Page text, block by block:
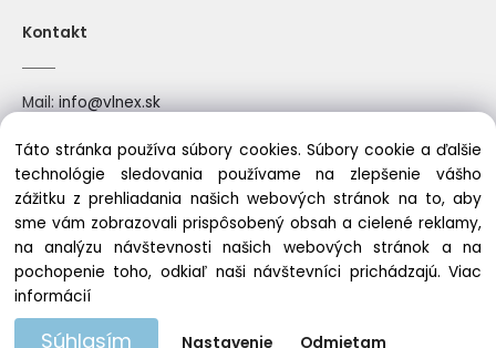
744 pastelová fialová
792 sýta fialová 780 baklažánová
Kontakt
Mail:info@vlnex.sk
Mobil: +421910522388
Copyright © 2023 vlnex.sk, All rights reserved
Táto stránka používa súbory cookies. Súbory cookie a ďalšie
technológie sledovania používame na zlepšenie vášho
zážitku z prehliadania našich webových stránok na to, aby
sme vám zobrazovali prispôsobený obsah a cielené reklamy,
na analýzu návštevnosti našich webových stránok a na
pochopenie toho, odkiaľ naši návštevníci prichádzajú.Viac
informácií
Súhlasím Nastavenie Odmietam